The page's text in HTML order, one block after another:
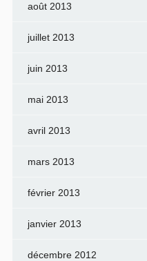
août 2013
juillet 2013
juin 2013
mai 2013
avril 2013
mars 2013
février 2013
janvier 2013
décembre 2012